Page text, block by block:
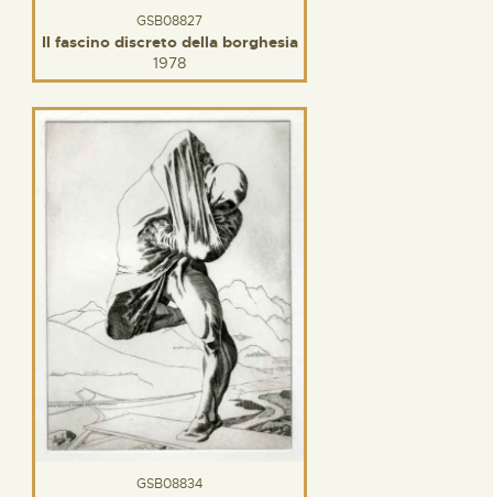
GSB08827
Il fascino discreto della borghesia
1978
GSB08834